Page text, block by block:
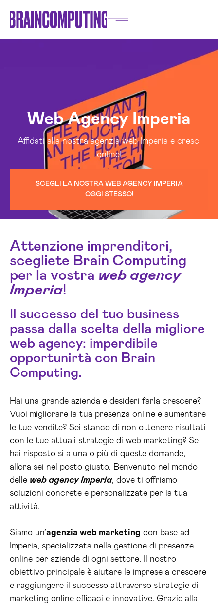
Web Agency Imperia
Affidati alla nostra agenzia web Imperia e cresci
online!
SCEGLI LA NOSTRA WEB AGENCY IMPERIA
OGGI STESSO!
Attenzione imprenditori,
scegliete Brain Computing
per la vostra web agency
Imperia!
Il successo del tuo business
passa dalla scelta della migliore
web agency: imperdibile
opportunirtà con Brain
Computing.
Hai una grande azienda e desideri farla crescere?
Vuoi migliorare la tua presenza online e aumentare
le tue vendite? Sei stanco di non ottenere risultati
con le tue attuali strategie di web marketing? Se
hai risposto sì a una o più di queste domande,
allora sei nel posto giusto. Benvenuto nel mondo
delle web agency Imperia, dove ti offriamo
soluzioni concrete e personalizzate per la tua
attività.
Siamo un’agenzia web marketing con base ad
Imperia, specializzata nella gestione di presenze
online per aziende di ogni settore. Il nostro
obiettivo principale è aiutare le imprese a crescere
e raggiungere il successo attraverso strategie di
marketing online efficaci e innovative. Grazie alla